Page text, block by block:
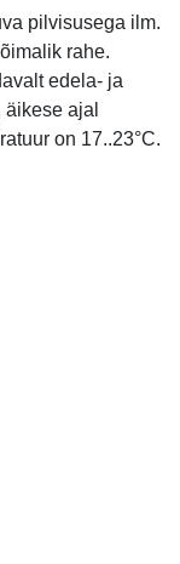
pilvisusega ilm.
rahe.
edela- ja
ajal
on 17..23°C.